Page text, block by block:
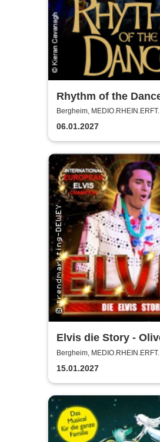
Rhythm of the
2027
Bergheim, MEDIO.RHEIN.ERFT.
06.01.2027
Elvis die Story -
Steinhoff + Band
Bergheim, MEDIO.RHEIN.ERFT.
15.01.2027